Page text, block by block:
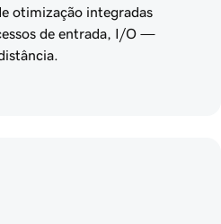
otimização integradas
de entrada, I/O —